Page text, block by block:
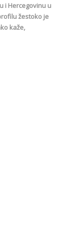
i Hercegovinu u
žestoko je
kaže,